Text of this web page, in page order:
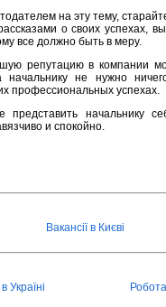
на эту тему,
о своих успехах,
все должно быть в меру.
репутацию в компании
начальнику не нужно
профессиональных успехах.
представить начальнику
и спокойно.
Вакансії в Києві
Україні